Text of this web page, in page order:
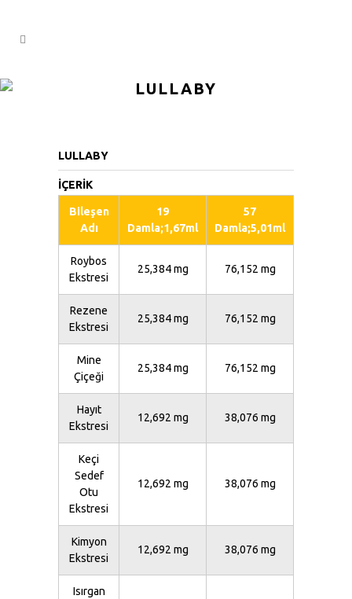
LULLABY
LULLABY
İÇERİK
Bileşen
Adı
19
Damla;1,67ml
57
Damla;5,01ml
Roybos
Ekstresi
25,384 mg 76,152 mg
Rezene
Ekstresi
25,384 mg 76,152 mg
Mine
Çiçeği
25,384 mg 76,152 mg
Hayıt
Ekstresi
12,692 mg 38,076 mg
Keçi
Sedef
Otu
Ekstresi
12,692 mg 38,076 mg
Kimyon
Ekstresi
12,692 mg 38,076 mg
Isırgan